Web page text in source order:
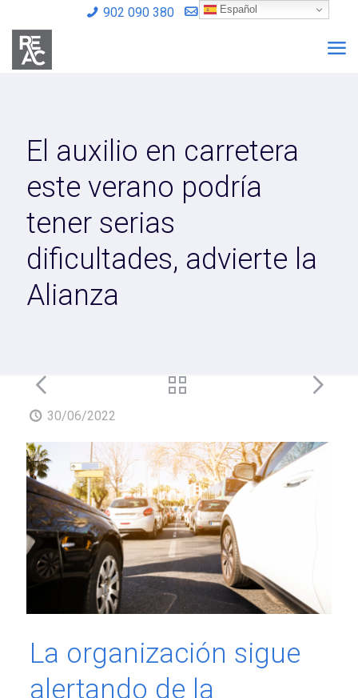
902 090 380 info@reac.es
El auxilio en carretera
este verano podría
tener serias
dificultades, advierte la
Alianza
30/06/2022
La organización sigue
alertando de la
Español